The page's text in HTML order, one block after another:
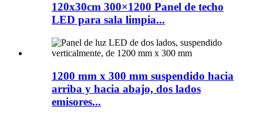
120x30cm 300×1200 Panel de techo
LED para sala limpia...
1200 mm x 300 mm suspendido hacia
arriba y hacia abajo, dos lados
emisores...